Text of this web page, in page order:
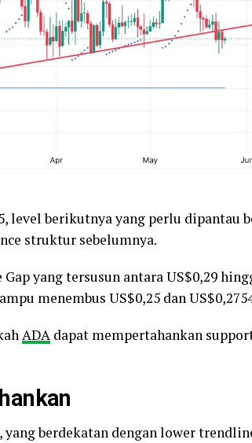
level berikutnya yang perlu dipantau
struktur sebelumnya.
yang tersusun antara US$0,29
menembus US$0,25 dan
ADA dapat mempertahankan
berdekatan dengan lower